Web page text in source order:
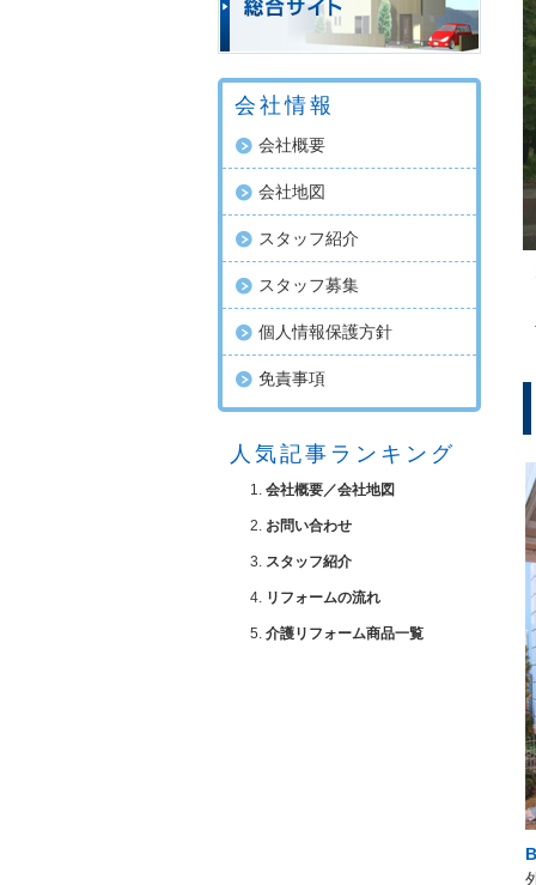
会社情報
会社概要
会社地図
スタッフ紹介
スタッフ募集
個人情報保護方針
免責事項
人気記事ランキング
会社概要／会社地図
お問い合わせ
スタッフ紹介
リフォームの流れ
介護リフォーム商品一覧